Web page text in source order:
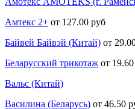
Амтекс 2+ от 127.00 руб
Байвей Байвэй (Китай) от
Беларусский трикотаж от
Вальс (Китай)
Василина (Беларусь) от 46.50